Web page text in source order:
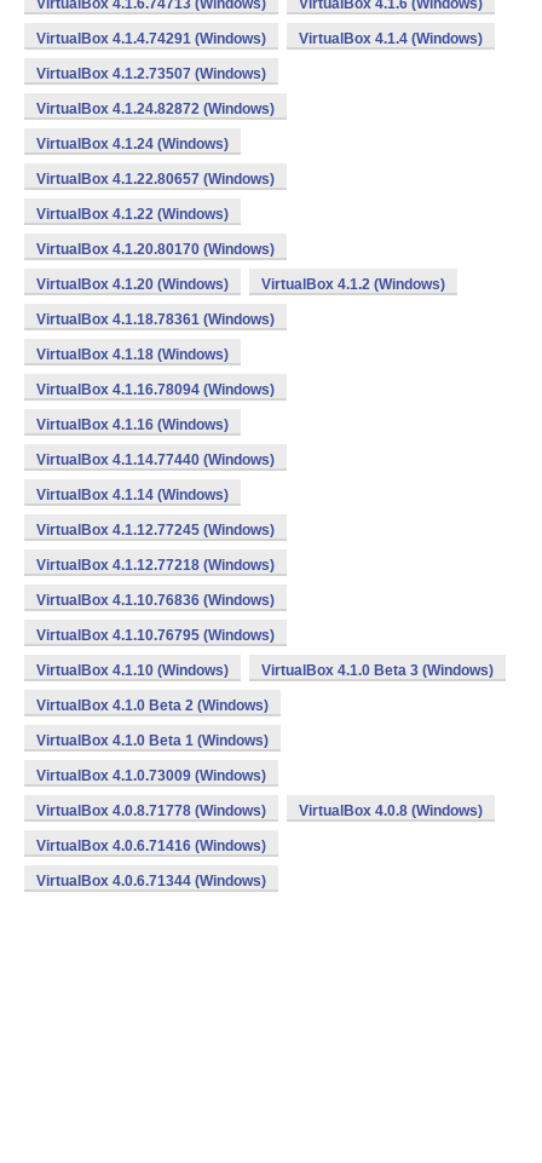
VirtualBox 4.1.6.74713 (Windows) VirtualBox 4.1.6 (Windows)
VirtualBox 4.1.4.74291 (Windows) VirtualBox 4.1.4 (Windows)
VirtualBox 4.1.2.73507 (Windows)
VirtualBox 4.1.24.82872 (Windows)
VirtualBox 4.1.24 (Windows)
VirtualBox 4.1.22.80657 (Windows)
VirtualBox 4.1.22 (Windows)
VirtualBox 4.1.20.80170 (Windows)
VirtualBox 4.1.20 (Windows) VirtualBox 4.1.2 (Windows)
VirtualBox 4.1.18.78361 (Windows)
VirtualBox 4.1.18 (Windows)
VirtualBox 4.1.16.78094 (Windows)
VirtualBox 4.1.16 (Windows)
VirtualBox 4.1.14.77440 (Windows)
VirtualBox 4.1.14 (Windows)
VirtualBox 4.1.12.77245 (Windows)
VirtualBox 4.1.12.77218 (Windows)
VirtualBox 4.1.10.76836 (Windows)
VirtualBox 4.1.10.76795 (Windows)
VirtualBox 4.1.10 (Windows) VirtualBox 4.1.0 Beta 3 (Windows)
VirtualBox 4.1.0 Beta 2 (Windows)
VirtualBox 4.1.0 Beta 1 (Windows)
VirtualBox 4.1.0.73009 (Windows)
VirtualBox 4.0.8.71778 (Windows) VirtualBox 4.0.8 (Windows)
VirtualBox 4.0.6.71416 (Windows)
VirtualBox 4.0.6.71344 (Windows)